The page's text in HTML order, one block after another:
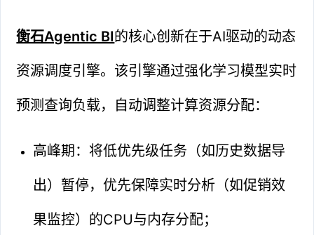
衡石Agentic BI的核心创新在于AI驱动的动态
资源调度引擎。该引擎通过强化学习模型实时
预测查询负载，自动调整计算资源分配：
高峰期：将低优先级任务（如历史数据导
出）暂停，优先保障实时分析（如促销效
果监控）的CPU与内存分配；